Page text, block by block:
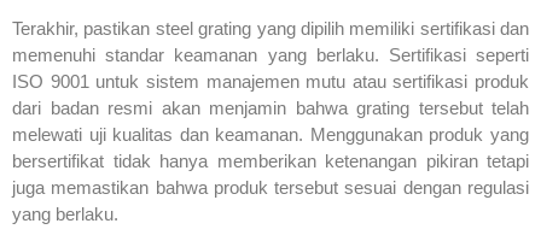
Terakhir, pastikan steel grating yang dipilih memiliki sertifikasi dan
memenuhi standar keamanan yang berlaku. Sertifikasi seperti
ISO 9001 untuk sistem manajemen mutu atau sertifikasi produk
dari badan resmi akan menjamin bahwa grating tersebut telah
melewati uji kualitas dan keamanan. Menggunakan produk yang
bersertifikat tidak hanya memberikan ketenangan pikiran tetapi
juga memastikan bahwa produk tersebut sesuai dengan regulasi
yang berlaku.